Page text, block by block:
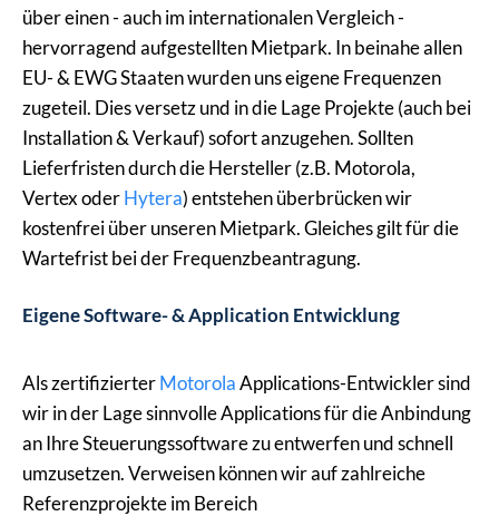
über einen - auch im internationalen Vergleich -
hervorragend aufgestellten Mietpark. In beinahe allen
EU- & EWG Staaten wurden uns eigene Frequenzen
zugeteil. Dies versetz und in die Lage Projekte (auch bei
Installation & Verkauf) sofort anzugehen. Sollten
Lieferfristen durch die Hersteller (z.B. Motorola,
Vertex oderHytera) entstehen überbrücken wir
kostenfrei über unseren Mietpark. Gleiches gilt für die
Wartefrist bei der Frequenzbeantragung.
Eigene Software- & Application Entwicklung
Als zertifizierterMotorolaApplications-Entwickler sind
wir in der Lage sinnvolle Applications für die Anbindung
an Ihre Steuerungssoftware zu entwerfen und schnell
umzusetzen. Verweisen können wir auf zahlreiche
Referenzprojekte im Bereich